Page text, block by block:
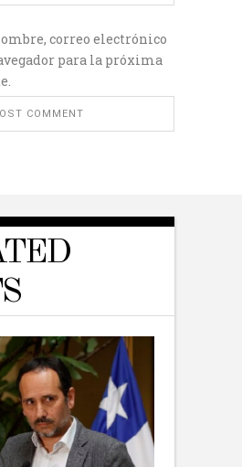
correo electrónico
para la próxima